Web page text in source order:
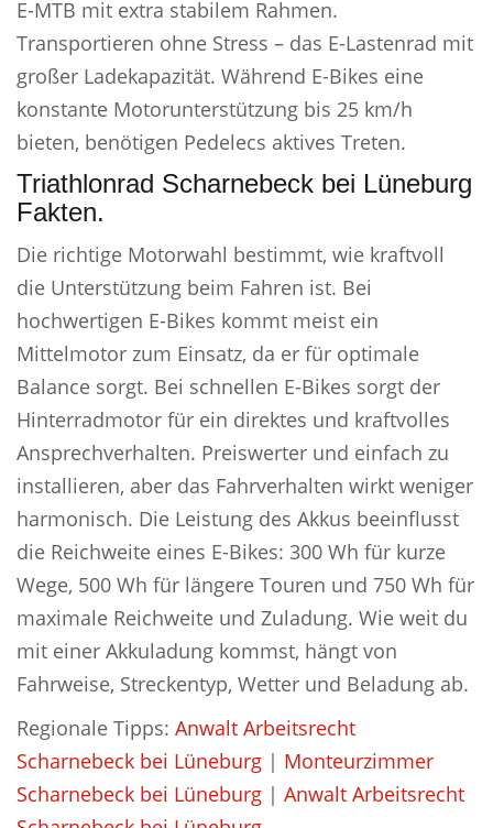
E-MTB mit extra stabilem Rahmen.
Transportieren ohne Stress – das E-Lastenrad mit
großer Ladekapazität. Während E-Bikes eine
konstante Motorunterstützung bis 25 km/h
bieten, benötigen Pedelecs aktives Treten.
Triathlonrad Scharnebeck bei Lüneburg
Fakten.
Die richtige Motorwahl bestimmt, wie kraftvoll
die Unterstützung beim Fahren ist. Bei
hochwertigen E-Bikes kommt meist ein
Mittelmotor zum Einsatz, da er für optimale
Balance sorgt. Bei schnellen E-Bikes sorgt der
Hinterradmotor für ein direktes und kraftvolles
Ansprechverhalten. Preiswerter und einfach zu
installieren, aber das Fahrverhalten wirkt weniger
harmonisch. Die Leistung des Akkus beeinflusst
die Reichweite eines E-Bikes: 300 Wh für kurze
Wege, 500 Wh für längere Touren und 750 Wh für
maximale Reichweite und Zuladung. Wie weit du
mit einer Akkuladung kommst, hängt von
Fahrweise, Streckentyp, Wetter und Beladung ab.
Regionale Tipps: Anwalt Arbeitsrecht
Scharnebeck bei Lüneburg | Monteurzimmer
Scharnebeck bei Lüneburg | Anwalt Arbeitsrecht